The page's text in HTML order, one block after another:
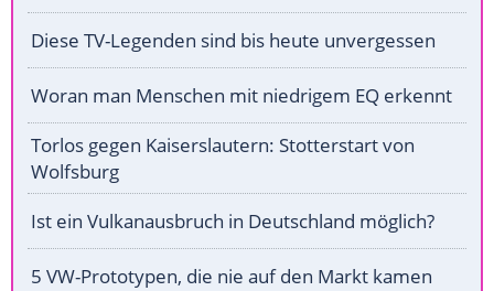
Diese TV-Legenden sind bis heute unvergessen
Woran man Menschen mit niedrigem EQ erkennt
Torlos gegen Kaiserslautern: Stotterstart von
Wolfsburg
Ist ein Vulkanausbruch in Deutschland möglich?
5 VW-Prototypen, die nie auf den Markt kamen